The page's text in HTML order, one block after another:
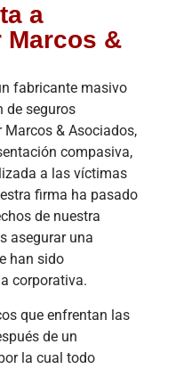
a
Marcos &
fabricante masivo
de seguros
& Asociados,
compasiva,
a las víctimas
firma ha pasado
de nuestra
asegurar una
han sido
corporativa.
que enfrentan las
de un
la cual todo